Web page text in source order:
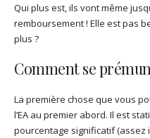
Qui plus est, ils vont même
remboursement ! Elle est pas
plus ?
Comment se
La première chose que vous
l’EA au premier abord. Il est
pourcentage significatif